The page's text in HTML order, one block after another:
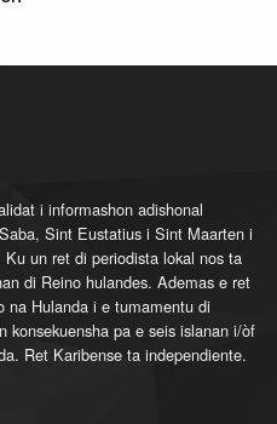
i informashon adishonal
Sint Eustatius i Sint Maarten i
un ret di periodista lokal nos ta
di Reino hulandes. Ademas e ret
na Hulanda i e tumamentu di
konsekuensha pa e seis islanan i/òf
Ret Karibense ta independiente.